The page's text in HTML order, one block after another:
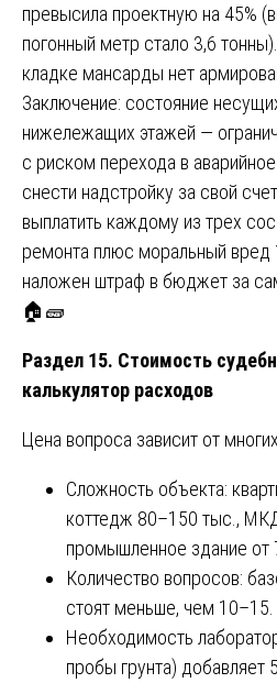
превысила проектную на 45%
погонный метр стало 3,6
кладке мансарды нет
Заключение: состояние
нижележащих этажей —
с риском перехода в
снести надстройку за свой
выплатить каждому из трех
ремонта плюс моральный вред
наложен штраф в бюджет за
🏠🧱
Раздел 15. Стоимость
калькулятор расходов
Цена вопроса зависит от
Сложность объекта:
коттедж 80–150 тыс.,
промышленное здание от
Количество вопросов:
стоят меньше, чем 10–15.
Необходимость
пробы грунта) добавляет